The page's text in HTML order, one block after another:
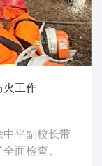
火工作
面检查。